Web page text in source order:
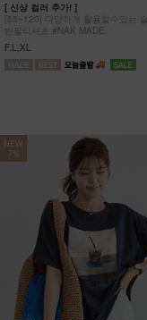
[ 신상 컬러 추가! ]
[55~120] 다양하게 활용할수있는
반팔티셔츠 #NAK MADE.
F,L,XL
NEW
7%